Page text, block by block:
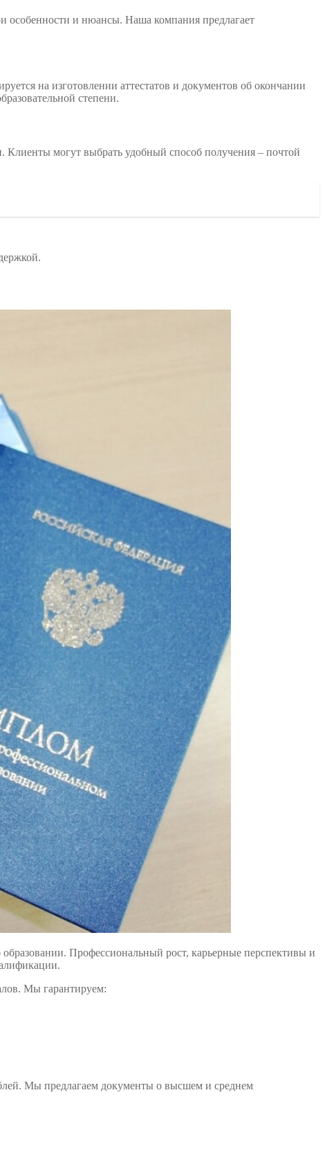
особенности и нюансы. Наша компания предлагает
на изготовлении аттестатов и документов об окончании
степени.
Клиенты могут выбрать удобный способ получения – почтой
Профессиональный рост, карьерные перспективы и
Мы гарантируем:
Мы предлагаем документы о высшем и среднем